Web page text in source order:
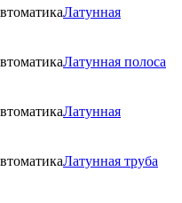
Латунная
Латунная полоса
Латунная
Латунная труба